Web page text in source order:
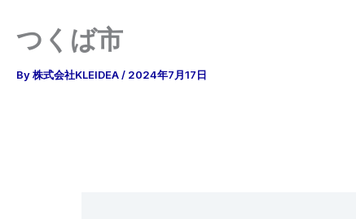
つくば市
By株式会社KLEIDEA/ 2024年7月17日